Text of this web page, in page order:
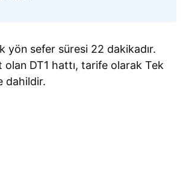
yön sefer süresi 22 dakikadır.
olan DT1 hattı, tarife olarak Tek
dahildir.